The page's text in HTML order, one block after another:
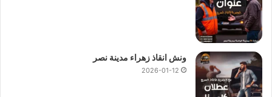
ونش انقاذ زهراء مدينة نصر
2026-01-12